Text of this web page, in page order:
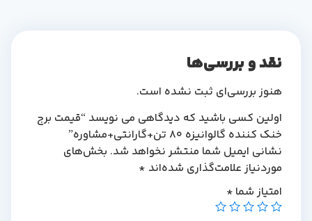
نقد و بررسی‌ها
هنوز بررسی‌ای ثبت نشده است.
اولین کسی باشید که دیدگاهی می نویسد “قیمت برج
خنک کننده گالوانیزه 80 تن+گارانتی+مشاوره”
نشانی ایمیل شما منتشر نخواهد شد. بخش‌های
موردنیاز علامت‌گذاری شده‌اند *
امتیاز شما *